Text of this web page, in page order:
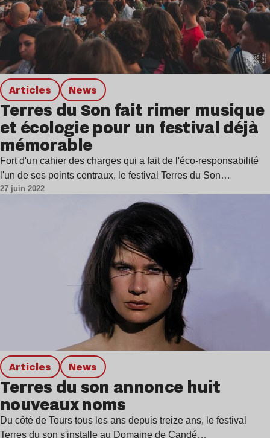
Articles news
Terres du Son fait rimer musique
et écologie pour un festival déjà
mémorable
Fort d'un cahier des charges qui a fait de l'éco-responsabilité
l'un de ses points centraux, le festival Terres du Son…
27 juin 2022
Articles news
Terres du son annonce huit
nouveaux noms
Du côté de Tours tous les ans depuis treize ans, le festival
Terres du son s'installe au Domaine de Candé…